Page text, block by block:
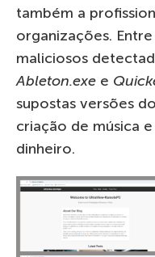
também a
organizações.
maliciosos
Ableton.exe e
supostas versões
criação de música
dinheiro.